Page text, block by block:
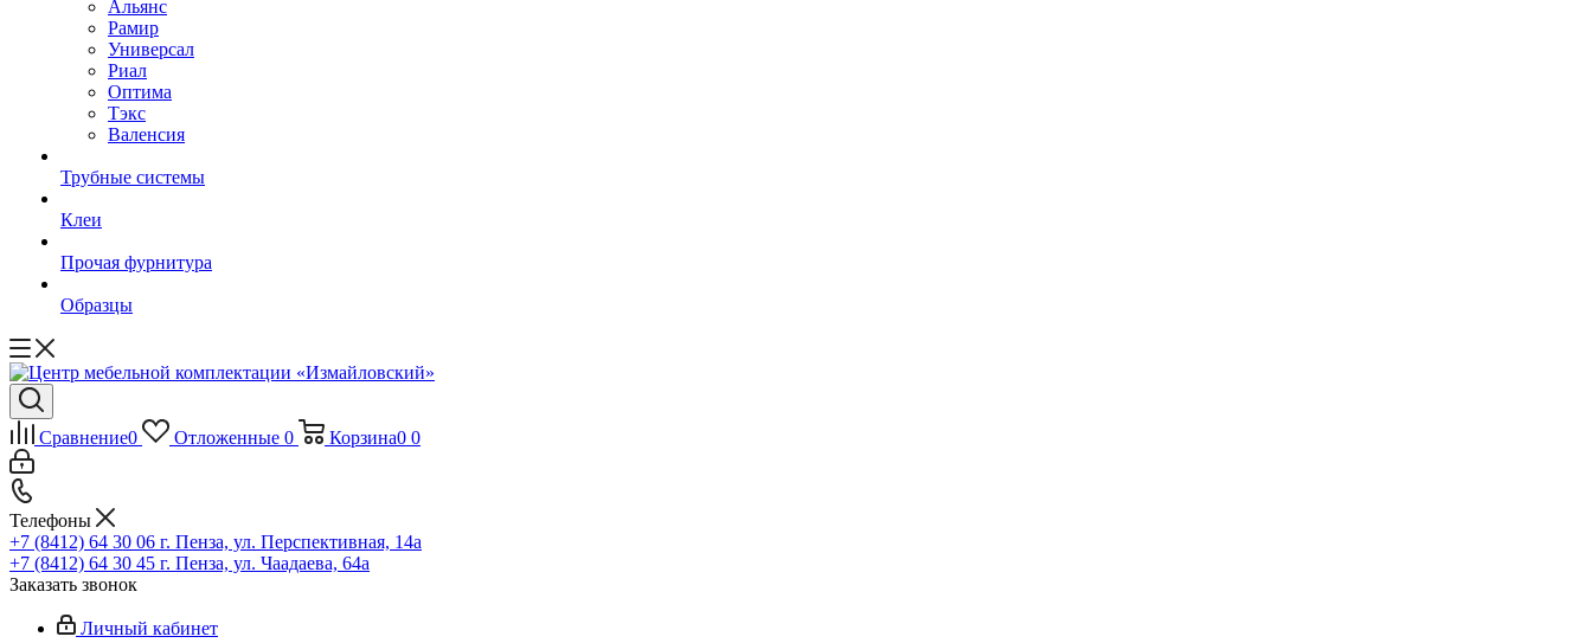
Альянс
Рамир
Универсал
Риал
Оптима
Тэкс
Валенсия
Трубные системы
Клеи
Прочая фурнитура
Образцы
Сравнение0 Отложенные 0 Корзина0 0
Телефоны
+7 (8412) 64 30 06 г. Пенза, ул. Перспективная, 14а
+7 (8412) 64 30 45 г. Пенза, ул. Чаадаева, 64а
Заказать звонок
Личный кабинет